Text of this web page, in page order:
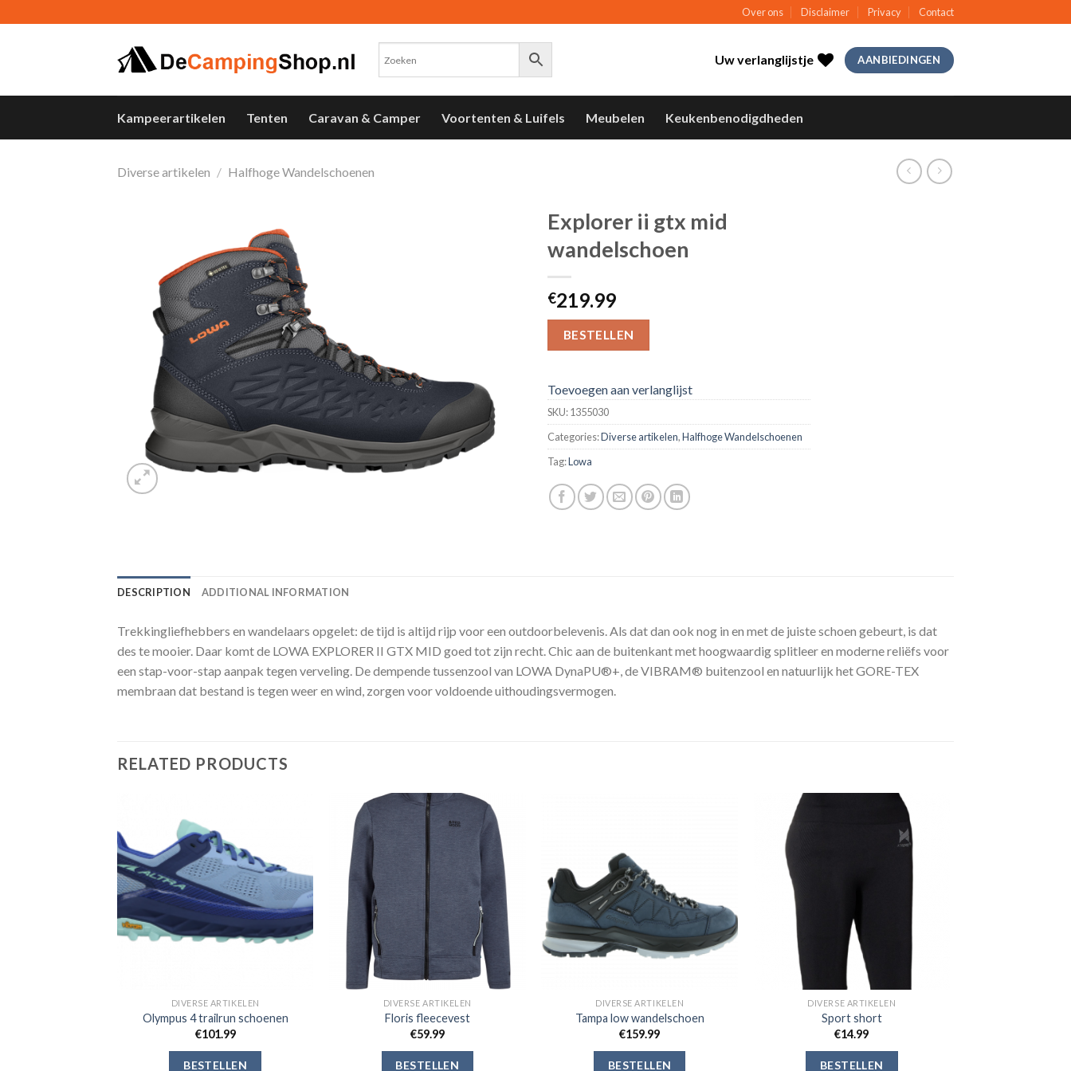
to
Over ons Disclaimer Privacy Contact
Uw verlanglijstje AANBIEDINGEN
Kampeerartikelen Tenten Caravan & Camper Voortenten & Luifels Meubelen Keukenbenodigdheden
Diverse artikelen / Halfhoge Wandelschoenen
Explorer ii gtx mid
wandelschoen
€219.99
BESTELLEN
Toevoegen aan verlanglijst
SKU:1355030
Categories:Diverse artikelen,Halfhoge Wandelschoenen
Tag:Lowa
DESCRIPTION ADDITIONAL INFORMATION
Trekkingliefhebbers en wandelaars opgelet: de tijd is altijd rijp voor een outdoorbelevenis. Als dat dan ook nog in en met de juiste schoen gebeurt, is dat
des te mooier. Daar komt de LOWA EXPLORER II GTX MID goed tot zijn recht. Chic aan de buitenkant met hoogwaardig splitleer en moderne reliëfs voor
een stap-voor-stap aanpak tegen verveling. De dempende tussenzool van LOWA DynaPU®+, de VIBRAM® buitenzool en natuurlijk het GORE-TEX
membraan dat bestand is tegen weer en wind, zorgen voor voldoende uithoudingsvermogen.
RELATED PRODUCTS
verlanglijst
DIVERSE ARTIKELEN
Olympus 4 trailrun schoenen
€101.99
BESTELLEN
Toevoegen
verlanglijst
DIVERSE ARTIKELEN
Floris fleecevest
€59.99
BESTELLEN
DIVERSE ARTIKELEN
Tampa low wandelschoen
€159.99
BESTELLEN
Toevoegen
aan
verlanglijst
DIVERSE ARTIKELEN
Sport short
€14.99
BESTELLEN